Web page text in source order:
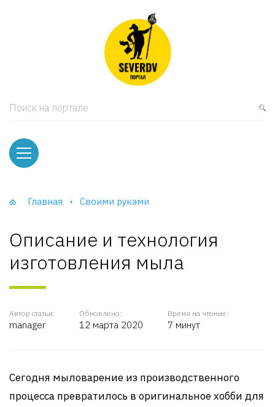
Поиск на портале
Главная Своими руками
Описание и технология
изготовления мыла
Автор статьи:
manager
Обновлено:
12 марта 2020
Время на чтение:
7 минут
Сегодня мыловарение из производственного
процесса превратилось в оригинальное хобби для
и тумбы